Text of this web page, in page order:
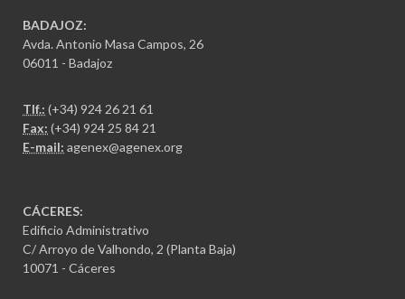
BADAJOZ:
Avda. Antonio Masa Campos, 26
06011 - Badajoz
Tlf.: (+34) 924 26 21 61
Fax: (+34) 924 25 84 21
E-mail: agenex@agenex.org
CÁCERES:
Edificio Administrativo
C/ Arroyo de Valhondo, 2 (Planta Baja)
10071 - Cáceres